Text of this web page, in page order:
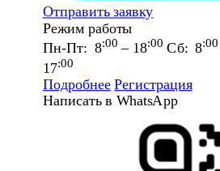
Отправить заявку
Режим работы
Пн-Пт: 8:00 – 18:00 Сб: 8:00
17:00
Подробнее Регистрация
Написать в WhatsApp